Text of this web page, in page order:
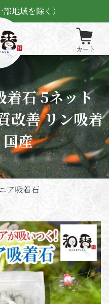
地域を除く）
着石 5ネット
改善 リン吸着
産
ア吸着石